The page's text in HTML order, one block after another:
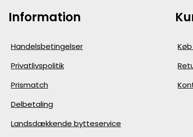
Information
Handelsbetingelser
Privatlivspolitik
Prismatch
Delbetaling
Landsdækkende bytteservice